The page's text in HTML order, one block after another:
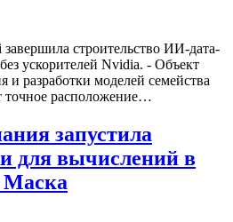
строительство ИИ-дата-
ускорителей Nvidia. - Объект
и разработки моделей семейства
точное расположение…
запустила
для вычислений в
Маска